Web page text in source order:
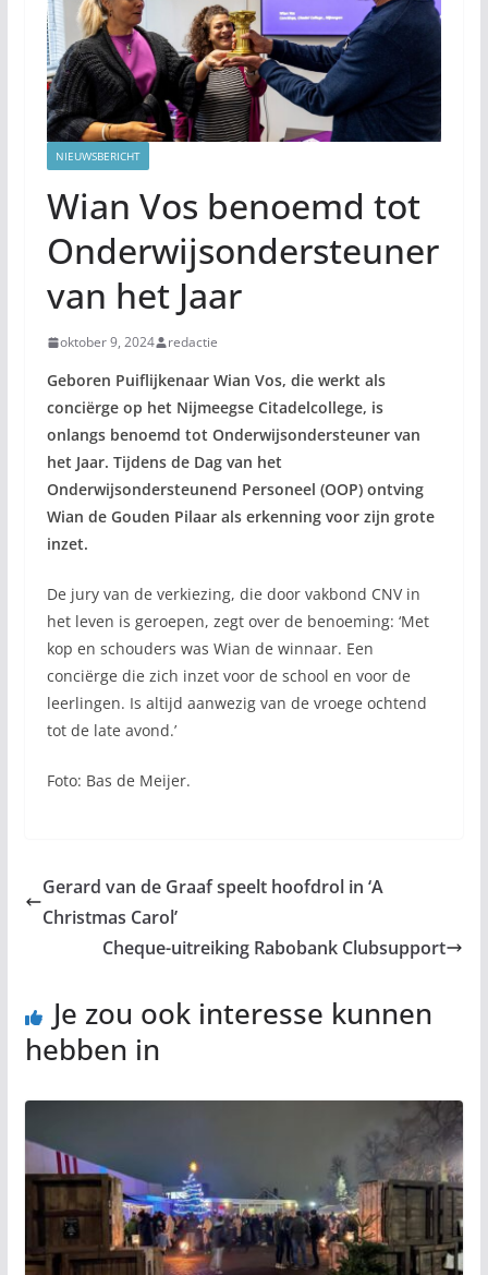
NIEUWSBERICHT
Wian Vos benoemd tot
Onderwijsondersteuner
van het Jaar
oktober 9, 2024 redactie
Geboren Puiflijkenaar Wian Vos, die werkt als
conciërge op het Nijmeegse Citadelcollege, is
onlangs benoemd tot Onderwijsondersteuner van
het Jaar. Tijdens de Dag van het
Onderwijsondersteunend Personeel (OOP) ontving
Wian de Gouden Pilaar als erkenning voor zijn grote
inzet.
De jury van de verkiezing, die door vakbond CNV in
het leven is geroepen, zegt over de benoeming: ‘Met
kop en schouders was Wian de winnaar. Een
conciërge die zich inzet voor de school en voor de
leerlingen. Is altijd aanwezig van de vroege ochtend
tot de late avond.’
Foto: Bas de Meijer.
Gerard van de Graaf speelt hoofdrol in ‘A
Christmas Carol’
Cheque-uitreiking Rabobank Clubsupport
Je zou ook interesse kunnen
hebben in